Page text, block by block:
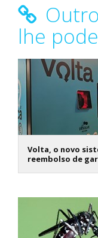
lhe
Volta, o novo
reembolso de